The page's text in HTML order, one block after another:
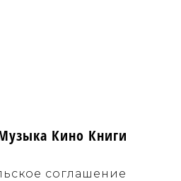
Кино Книги
соглашение